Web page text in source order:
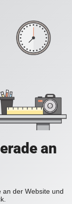
an
an der Website und